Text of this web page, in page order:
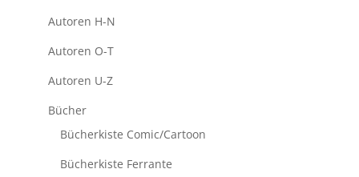
Autoren H-N
Autoren O-T
Autoren U-Z
Bücher
Bücherkiste Comic/Cartoon
Bücherkiste Ferrante